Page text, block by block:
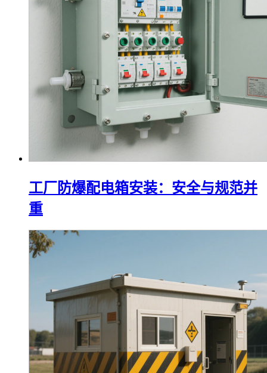
工厂防爆配电箱安装：安全与规范并
重